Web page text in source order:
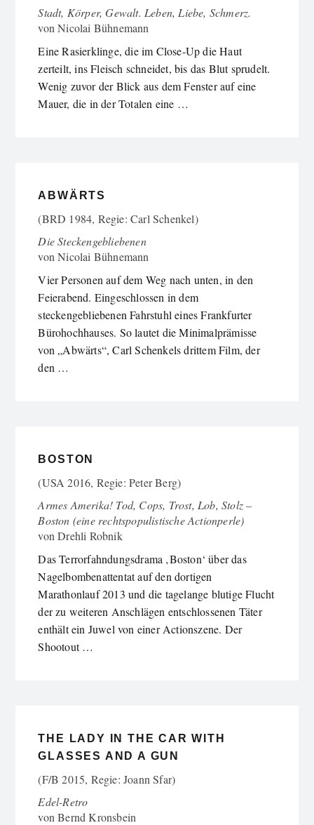
Stadt, Körper, Gewalt. Leben, Liebe, Schmerz.
vonNicolai Bühnemann
Eine Rasierklinge, die im Close-Up die Haut
zerteilt, ins Fleisch schneidet, bis das Blut sprudelt.
Wenig zuvor der Blick aus dem Fenster auf eine
Mauer, die in der Totalen eine …
ABWÄRTS
(BRD 1984, Regie: Carl Schenkel)
Die Steckengebliebenen
vonNicolai Bühnemann
Vier Personen auf dem Weg nach unten, in den
Feierabend. Eingeschlossen in dem
steckengebliebenen Fahrstuhl eines Frankfurter
Bürohochhauses. So lautet die Minimalprämisse
von „Abwärts“, Carl Schenkels drittem Film, der
den …
BOSTON
(USA 2016, Regie: Peter Berg)
Armes Amerika! Tod, Cops, Trost, Lob, Stolz –
Boston (eine rechtspopulistische Actionperle)
vonDrehli Robnik
Das Terrorfahndungsdrama ‚Boston‘ über das
Nagelbombenattentat auf den dortigen
Marathonlauf 2013 und die tagelange blutige Flucht
der zu weiteren Anschlägen entschlossenen Täter
enthält ein Juwel von einer Actionszene. Der
Shootout …
THE LADY IN THE CAR WITH
GLASSES AND A GUN
(F/B 2015, Regie: Joann Sfar)
Edel-Retro
vonBernd Kronsbein